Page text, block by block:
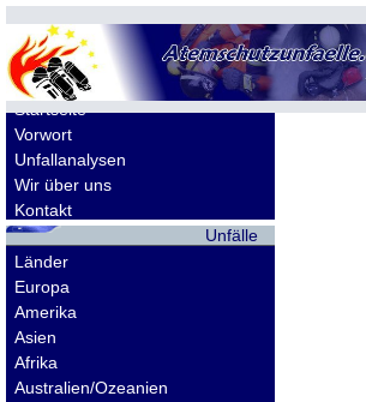
Allgemeines
Startseite
Vorwort
Unfallanalysen
Wir über uns
Kontakt
Unfälle
Länder
Europa
Amerika
Asien
Afrika
Australien/Ozeanien